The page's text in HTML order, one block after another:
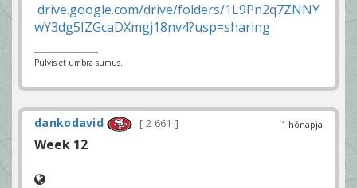
drive.google.com/drive/folders/1L9Pn2q7ZNNY
wY3dg5IZGcaDXmgj18nv4?usp=sharing
Pulvis et umbra sumus.
1 hónapja
dankodavid 2 661
Week 12